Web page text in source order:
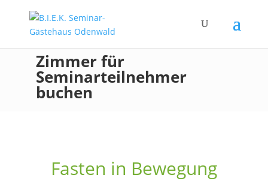
Zimmer für
Seminarteilnehmer
buchen
Fasten in Bewegung